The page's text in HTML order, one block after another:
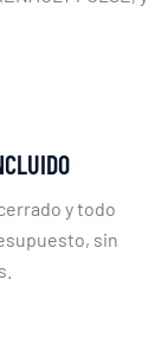
y todo
sin